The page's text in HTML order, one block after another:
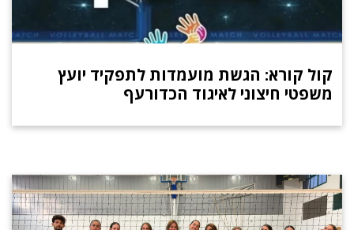
קול קורא: הגשת מועמדות לתפקיד יועץ
משפטי חיצוני לאיגוד הכדורעף